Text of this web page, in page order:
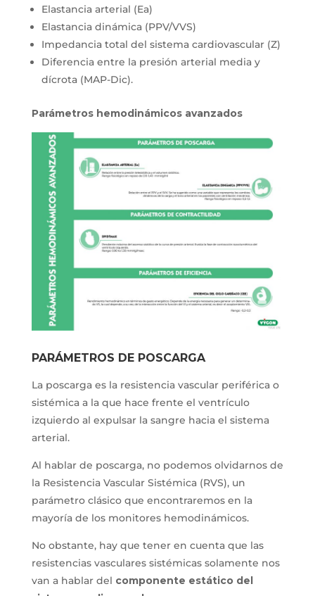
Elastancia arterial (Ea)
Elastancia dinámica (PPV/VVS)
Impedancia total del sistema cardiovascular (Z)
Diferencia entre la presión arterial media y
dícrota (MAP-Dic).
Parámetros hemodinámicos avanzados
PARÁMETROS DE POSCARGA
La poscarga es la resistencia vascular periférica o
sistémica a la que hace frente el ventrículo
izquierdo al expulsar la sangre hacia el sistema
arterial.
Al hablar de poscarga, no podemos olvidarnos de
la Resistencia Vascular Sistémica (RVS), un
parámetro clásico que encontraremos en la
mayoría de los monitores hemodinámicos.
No obstante, hay que tener en cuenta que las
resistencias vasculares sistémicas solamente nos
van a hablar del componente estático del